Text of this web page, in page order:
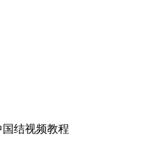
国结视频教程